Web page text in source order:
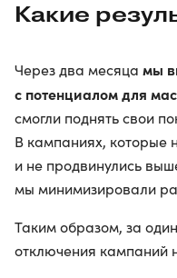
Какие
Через два месяца мы
с потенциалом для
смогли поднять свои
В кампаниях, которые
и не продвинулись
мы минимизировали
Таким образом, за
отключения кампаний